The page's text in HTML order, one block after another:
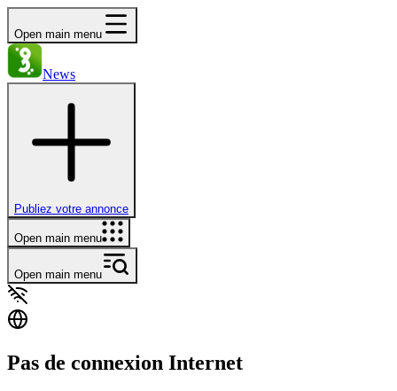
Open main menu
News
Publiez votre annonce
Open main menu
Open main menu
Pas de connexion Internet